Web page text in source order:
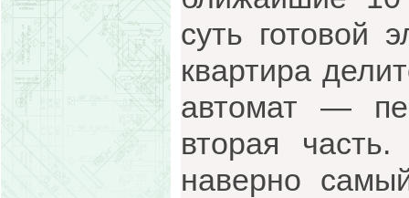
суть готовой
квартира
автомат —
вторая
наверно